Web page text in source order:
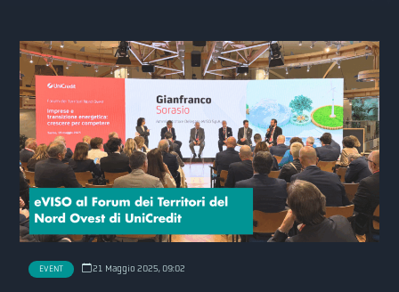
EVENT 21 Maggio 2025, 09:02